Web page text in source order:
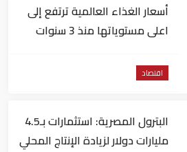
أسعار الغذاء العالمية ترتفع إلى
اعلى مستوياتها منذ 3 سنوات
اقتصاد
البترول المصرية: استثمارات بـ4.5
مليارات دولار لزيادة الإنتاج المحلي